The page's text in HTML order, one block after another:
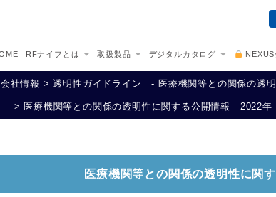
RFナイフとは 取扱製品 デジタルカタログ NEXUS
会社情報 >透明性ガイドライン - 医療機関等との関係の透
–> 医療機関等との関係の透明性に関する公開情報 2022年
医療機関等との関係の透明性に関